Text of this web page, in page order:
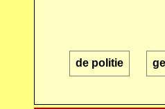
de politie